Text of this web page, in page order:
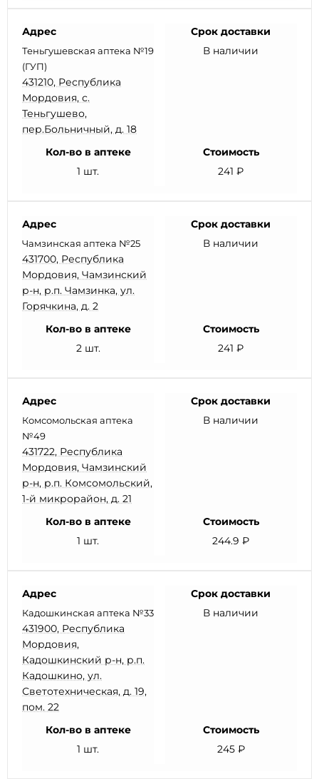
Адрес
Теньгушевская аптека №19
(ГУП)
431210, Республика
Мордовия, с.
Теньгушево,
пер.Больничный, д. 18
Срок доставки
В наличии
Кол-во в аптеке
1 шт.
Стоимость
241 ₽
Адрес
Чамзинская аптека №25
431700, Республика
Мордовия, Чамзинский
р-н, р.п. Чамзинка, ул.
Горячкина, д. 2
Срок доставки
В наличии
Кол-во в аптеке
2 шт.
Стоимость
241 ₽
Адрес
Комсомольская аптека
№49
431722, Республика
Мордовия, Чамзинский
р-н, р.п. Комсомольский,
1-й микрорайон, д. 21
Срок доставки
В наличии
Кол-во в аптеке
1 шт.
Стоимость
244.9 ₽
Адрес
Кадошкинская аптека №33
431900, Республика
Мордовия,
Кадошкинский р-н, р.п.
Кадошкино, ул.
Светотехническая, д. 19,
пом. 22
Срок доставки
В наличии
Кол-во в аптеке
1 шт.
Стоимость
245 ₽